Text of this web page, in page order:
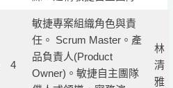
4
敏捷專案組織角色與責
任。 Scrum Master。產
品負責人(Product
Owner)。敏捷自主團隊
林
清
雅